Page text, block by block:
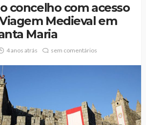
concelho com acesso
Medieval em
Maria
4 anos atrás sem comentários